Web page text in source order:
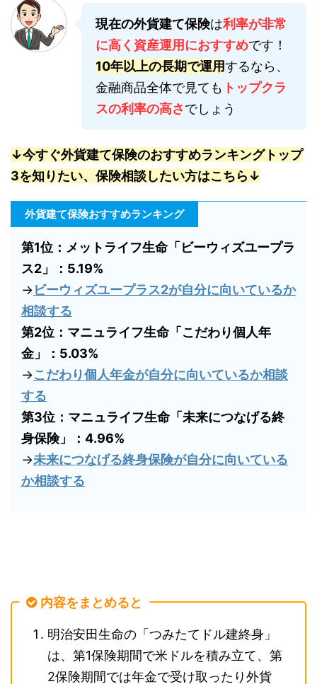
現在の外貨建て保険は利率が非常
に高く資産運用におすすめです！
10年以上の長期で運用するなら、
金融商品全体で見ても トップクラ
スの利率の高さでしょう
↓今すぐ外貨建て保険のおすすめランキングトップ
3を知りたい、保険相談したい方はこちら↓
外貨建て保険おすすめランキング
第1位：メットライフ生命「ビーウィズユープラ
ス2」：5.19%
→ビーウィズユープラス2が自分に向いているか
相談する
第2位：マニュライフ生命「こだわり個人年
金」：5.03%
→こだわり個人年金が自分に向いているか相談
する
第3位：マニュライフ生命「未来につなげる終
身保険」：4.96%
→未来につなげる終身保険が自分に向いている
か相談する
内容をまとめると
明治安田生命の「つみたてドル建終身」
は、第1保険期間で米ドルを積み立て、第
2保険期間では年金で受け取ったり外貨